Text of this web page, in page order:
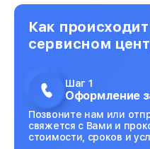
Как
сервисном
Шаг 1
Оформление
Позвоните нам или
свяжется с Вами и
стоимости, сроков и